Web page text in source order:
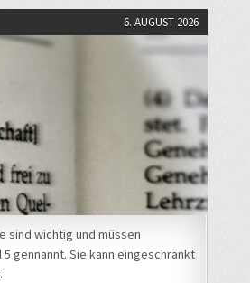
6. AUGUST 2026
sind wichtig und müssen
gennannt. Sie kann eingeschränkt